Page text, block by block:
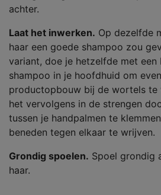
achter.
Laat het inwerken. Op dezelfde
haar een goede shampoo zou
variant, doe je hetzelfde met een
shampoo in je hoofdhuid om
productopbouw bij de wortels te
het vervolgens in de strengen
tussen je handpalmen te
beneden tegen elkaar te wrijven.
Grondig spoelen. Spoel grondig
haar.